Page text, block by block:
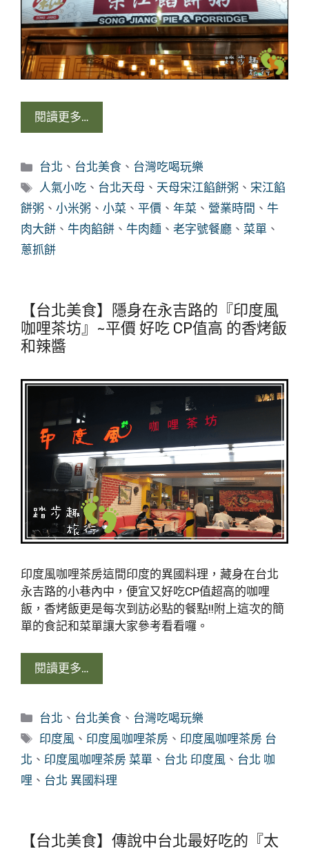
閱讀更多…
分
類
台北 、 台北美食 、 台灣吃喝玩樂
標
籤
人氣小吃 、 台北天母 、 天母宋江餡餅粥 、 宋江餡
餅粥 、 小米粥 、 小菜 、 平價 、 年菜 、 營業時間 、 牛
肉大餅 、 牛肉餡餅 、 牛肉麵 、 老字號餐廳 、 菜單 、
蔥抓餅
【台北美食】隱身在永吉路的『印度風
咖哩茶坊』~平價 好吃 CP值高 的香烤飯
和辣醬
印度風咖哩茶房這間印度的異國料理，藏身在台北
永吉路的小巷內中，便宜又好吃CP值超高的咖哩
飯，香烤飯更是每次到訪必點的餐點!!附上這次的簡
單的食記和菜單讓大家參考看看囉。
閱讀更多…
分
類
台北 、 台北美食 、 台灣吃喝玩樂
標
籤
印度風 、 印度風咖哩茶房 、 印度風咖哩茶房 台
北 、 印度風咖哩茶房 菜單 、 台北 印度風 、 台北 咖
哩 、 台北 異國料理
【台北美食】傳說中台北最好吃的『太